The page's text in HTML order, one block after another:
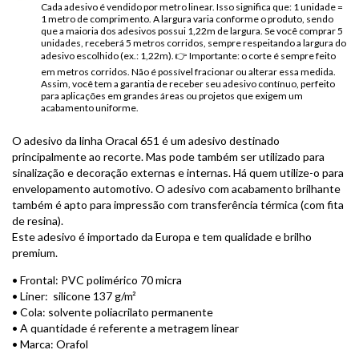
Cada adesivo é vendido por metro linear. Isso significa que: 1 unidade =
1 metro de comprimento. A largura varia conforme o produto, sendo
que a maioria dos adesivos possui 1,22m de largura. Se você comprar 5
unidades, receberá 5 metros corridos, sempre respeitando a largura do
adesivo escolhido (ex.: 1,22m). 👉 Importante: o corte é sempre feito
em metros corridos. Não é possível fracionar ou alterar essa medida.
Assim, você tem a garantia de receber seu adesivo contínuo, perfeito
para aplicações em grandes áreas ou projetos que exigem um
acabamento uniforme.
O adesivo da linha Oracal 651 é um adesivo destinado
principalmente ao recorte. Mas pode também ser utilizado para
sinalização e decoração externas e internas. Há quem utilize-o para
envelopamento automotivo. O adesivo com acabamento brilhante
também é apto para impressão com transferência térmica (com fita
de resina).
Este adesivo é importado da Europa e tem qualidade e brilho
premium.
• Frontal: PVC polimérico 70 micra
• Liner: silicone 137 g/m²
• Cola: solvente poliacrilato permanente
• A quantidade é referente a metragem linear
• Marca: Orafol